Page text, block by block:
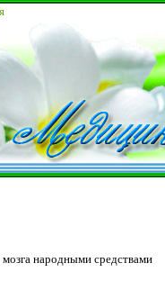
народными средствами